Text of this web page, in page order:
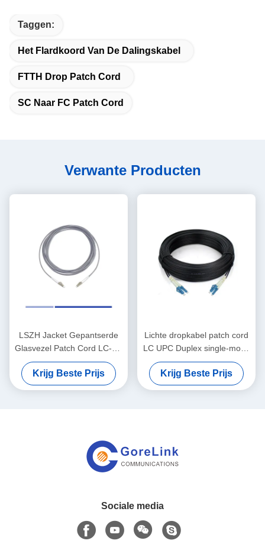
Taggen:
Het Flardkoord Van De Dalingskabel
FTTH Drop Patch Cord
SC Naar FC Patch Cord
Verwante Producten
LSZH Jacket Gepantserde
Glasvezel Patch Cord LC-LC
Multimode OM1
Gepantserde Patch Cord
Krijg Beste Prijs
Lichte dropkabel patch cord
LC UPC Duplex single-mode
G657A1 LSZH 3m
Krijg Beste Prijs
Sociale media